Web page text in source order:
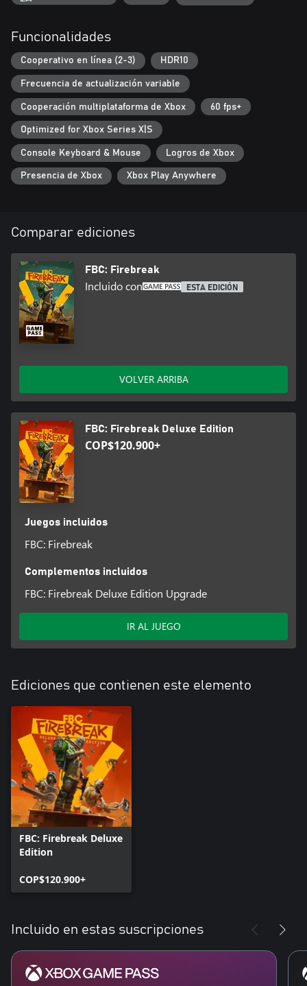
Funcionalidades
Cooperativo en línea (2-3) HDR10
Frecuencia de actualización variable
Cooperación multiplataforma de Xbox 60 fps+
Optimized for Xbox Series X|S
Console Keyboard & Mouse Logros de Xbox
Presencia de Xbox Xbox Play Anywhere
Comparar ediciones
FBC: Firebreak
Incluido con ESTA EDICIÓN
VOLVER ARRIBA
FBC: Firebreak Deluxe Edition
COP$120.900+
Juegos incluidos
FBC: Firebreak
Complementos incluidos
FBC: Firebreak Deluxe Edition Upgrade
IR AL JUEGO
Ediciones que contienen este elemento
FBC: Firebreak Deluxe
Edition
COP$120.900+
Incluido en estas suscripciones